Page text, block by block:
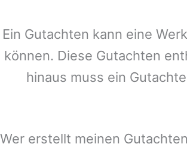
Ein Gutachten kann eine
können. Diese Gutachten
hinaus muss ein
Wer erstellt meinen